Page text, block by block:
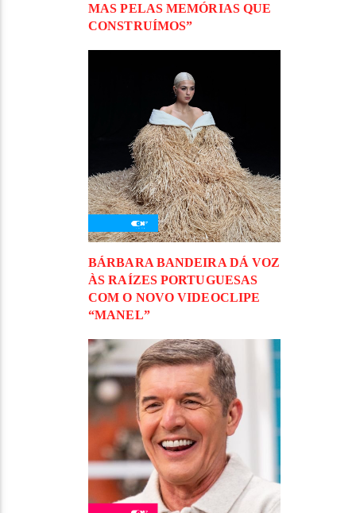
MAS PELAS MEMÓRIAS QUE
CONSTRUÍMOS”
BÁRBARA BANDEIRA DÁ VOZ
ÀS RAÍZES PORTUGUESAS
COM O NOVO VIDEOCLIPE
“MANEL”